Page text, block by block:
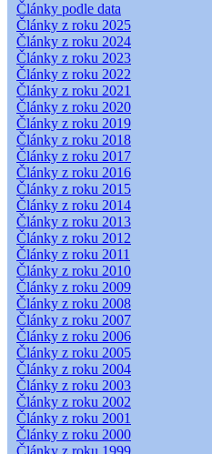
Články podle data
Články z roku 2025
Články z roku 2024
Články z roku 2023
Články z roku 2022
Články z roku 2021
Články z roku 2020
Články z roku 2019
Články z roku 2018
Články z roku 2017
Články z roku 2016
Články z roku 2015
Články z roku 2014
Články z roku 2013
Články z roku 2012
Články z roku 2011
Články z roku 2010
Články z roku 2009
Články z roku 2008
Články z roku 2007
Články z roku 2006
Články z roku 2005
Články z roku 2004
Články z roku 2003
Články z roku 2002
Články z roku 2001
Články z roku 2000
Články z roku 1999